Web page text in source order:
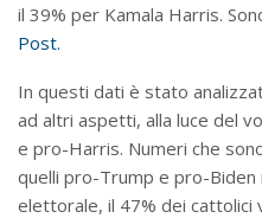
il 39% per Kamala Harris.
Post.
In questi dati è stato
ad altri aspetti, alla luce del
e pro-Harris. Numeri che
quelli pro-Trump e pro-Biden
elettorale, il 47% dei